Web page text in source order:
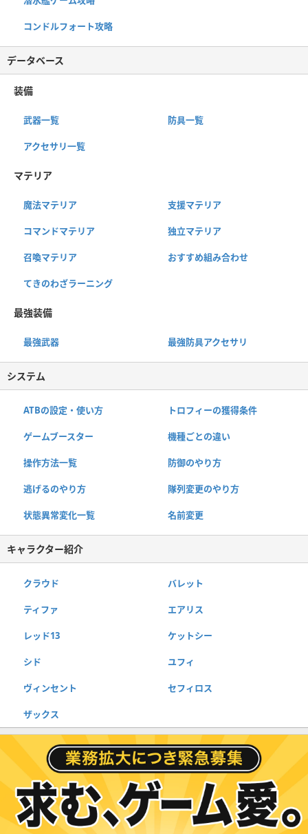
コンドルフォート攻略
データベース
装備
武器一覧 防具一覧
アクセサリ一覧
マテリア
魔法マテリア 支援マテリア
コマンドマテリア 独立マテリア
召喚マテリア おすすめ組み合わせ
てきのわざラーニング
最強装備
最強武器 最強防具アクセサリ
システム
ATBの設定・使い方 トロフィーの獲得条件
ゲームブースター 機種ごとの違い
操作方法一覧 防御のやり方
逃げるのやり方 隊列変更のやり方
状態異常変化一覧 名前変更
キャラクター紹介
クラウド バレット
ティファ エアリス
レッド13 ケットシー
シド ユフィ
ヴィンセント セフィロス
ザックス